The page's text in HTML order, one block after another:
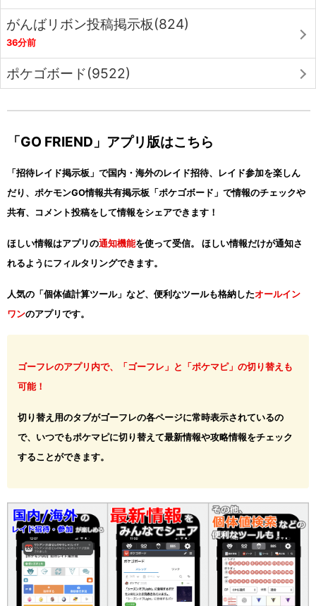
がんばリボン投稿掲示板(824)
36分前
ポケゴボード(9522)
「GO FRIEND」アプリ版はこちら
「招待レイド掲示板」で国内・海外のレイド招待、レイド参加を楽しん
だり、ポケモンGO情報共有掲示板「ポケゴボード」で情報のチェックや
共有、コメント投稿をして情報をシェアできます！
ほしい情報はアプリの通知機能を使って受信。 ほしい情報だけが通知さ
れるようにフィルタリングできます。
人気の「個体値計算ツール」など、便利なツールも格納したオールイン
ワンのアプリです。
ゴーフレのアプリ内で、「ゴーフレ」と「ポケマピ」の切り替えも
可能！
切り替え用のタブがゴーフレの各ページに常時表示されているの
で、いつでもポケマピに切り替えて最新情報や攻略情報をチェック
することができます。